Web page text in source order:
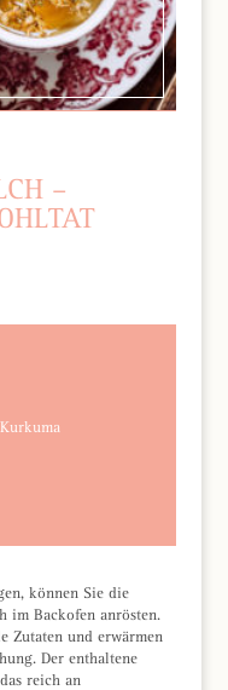
–
können Sie die
im Backofen anrösten.
Zutaten und erwärmen
Der enthaltene
reich an